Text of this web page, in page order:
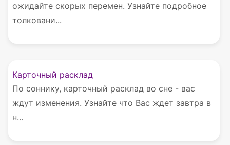
ожидайте скорых перемен. Узнайте подробное
толковани...
Карточный расклад
По соннику, карточный расклад во сне - вас
ждут изменения. Узнайте что Вас ждет завтра в
н...